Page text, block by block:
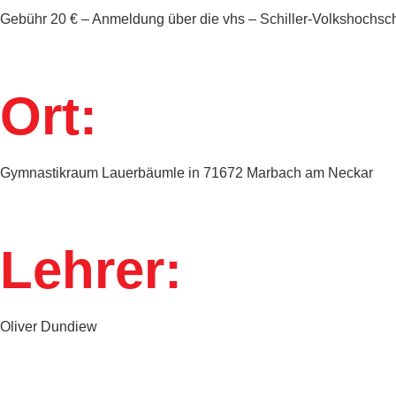
Gebühr 20 € – Anmeldung über die vhs – Schiller-
Ort:
Gymnastikraum Lauerbäumle in 71672 Marbach am Neckar
Lehrer:
Oliver Dundiew